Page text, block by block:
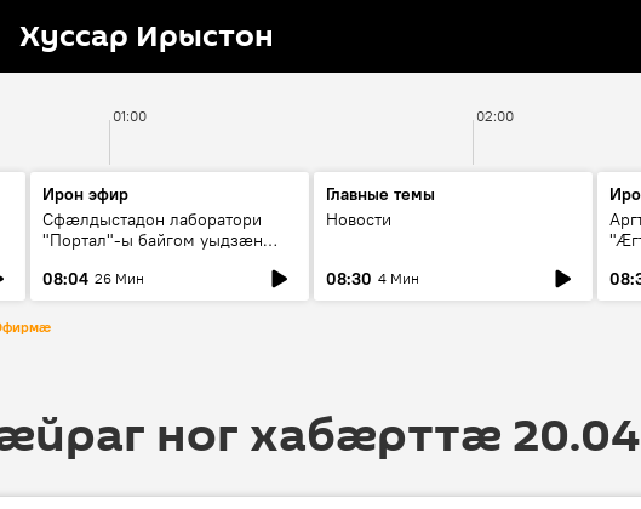
Хуссар Ирыстон
01:00 02:00
Ирон эфир
Сфæлдыстадон лаборатори
"Портал"-ы байгом уыдзæн
Æхсары куыстыты равдыст
08:04 26 Мин
Главные темы
Новости
08:30 4 Мин
ног хабӕрттӕ